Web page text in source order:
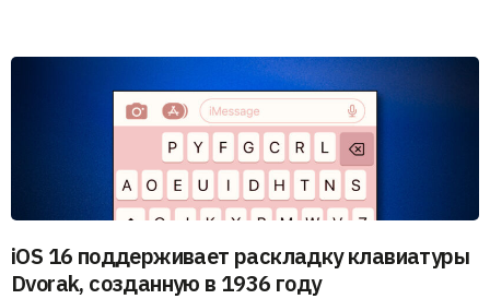
iOS 16 поддерживает раскладку клавиатуры
Dvorak, созданную в 1936 году